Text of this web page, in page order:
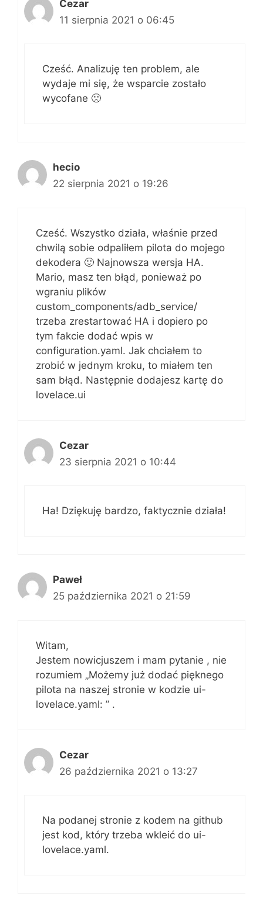
Cezar
11 sierpnia 2021 o 06:45
Cześć. Analizuję ten problem, ale
wydaje mi się, że wsparcie zostało
wycofane 🙁
hecio
22 sierpnia 2021 o 19:26
Cześć. Wszystko działa, właśnie przed
chwilą sobie odpaliłem pilota do mojego
dekodera 🙂 Najnowsza wersja HA.
Mario, masz ten błąd, ponieważ po
wgraniu plików
custom_components/adb_service/
trzeba zrestartować HA i dopiero po
tym fakcie dodać wpis w
configuration.yaml. Jak chciałem to
zrobić w jednym kroku, to miałem ten
sam błąd. Następnie dodajesz kartę do
lovelace.ui
Cezar
23 sierpnia 2021 o 10:44
Ha! Dziękuję bardzo, faktycznie działa!
Paweł
25 października 2021 o 21:59
Witam,
Jestem nowicjuszem i mam pytanie , nie
rozumiem „Możemy już dodać pięknego
pilota na naszej stronie w kodzie ui-
lovelace.yaml: ” .
Cezar
26 października 2021 o 13:27
Na podanej stronie z kodem na github
jest kod, który trzeba wkleić do ui-
lovelace.yaml.